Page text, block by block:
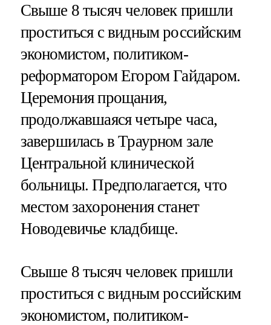
Свыше 8 тысяч человек пришли
проститься с видным российским
экономистом, политиком-
реформатором Егором Гайдаром.
Церемония прощания,
продолжавшаяся четыре часа,
завершилась в Траурном зале
Центральной клинической
больницы. Предполагается, что
местом захоронения станет
Новодевичье кладбище.
Свыше 8 тысяч человек пришли
проститься с видным российским
экономистом, политиком-